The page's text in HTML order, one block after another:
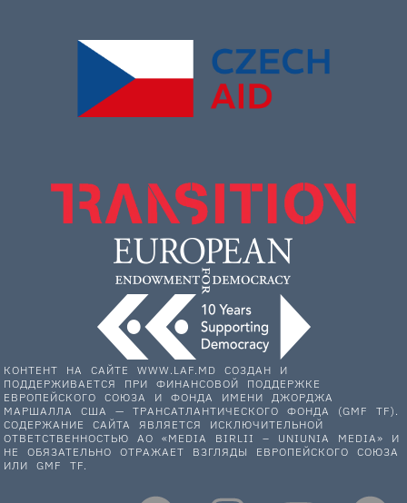
КОНТЕНТ НА САЙТЕ WWW.LAF.MD СОЗДАН И
ПОДДЕРЖИВАЕТСЯ ПРИ ФИНАНСОВОЙ ПОДДЕРЖКЕ
ЕВРОПЕЙСКОГО СОЮЗА И ФОНДА ИМЕНИ ДЖОРДЖА
МАРШАЛЛА США — ТРАНСАТЛАНТИЧЕСКОГО ФОНДА (GMF TF).
СОДЕРЖАНИЕ САЙТА ЯВЛЯЕТСЯ ИСКЛЮЧИТЕЛЬНОЙ
ОТВЕТСТВЕННОСТЬЮ АО «MEDIA BIRLII – UNIUNIA MEDIA» И
НЕ ОБЯЗАТЕЛЬНО ОТРАЖАЕТ ВЗГЛЯДЫ ЕВРОПЕЙСКОГО СОЮЗА
ИЛИ GMF TF.